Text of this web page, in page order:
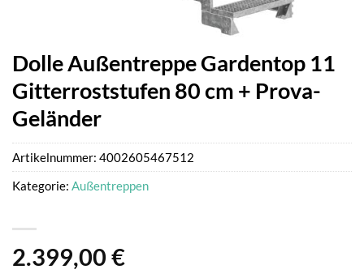
Dolle Außentreppe Gardentop 11
Gitterroststufen 80 cm + Prova-
Geländer
2.399,00 €
Artikelnummer: 4002605467512
Kategorie: Außentreppen